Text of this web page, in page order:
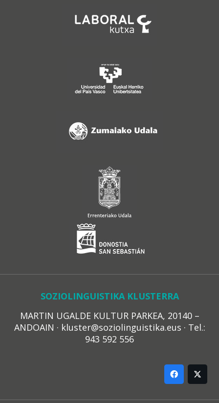
SOZIOLINGUISTIKA KLUSTERRA
MARTIN UGALDE KULTUR PARKEA, 20140 –
ANDOAIN · kluster@soziolinguistika.eus · Tel.:
943 592 556